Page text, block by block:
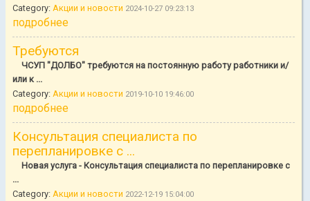
Category: Акции и новости 2024-10-27 09:23:13
подробнее
Требуются
ЧСУП "ДОЛБО" требуются на постоянную работу работники и/
или к ...
Category: Акции и новости 2019-10-10 19:46:00
подробнее
Консультация специалиста по
перепланировке с ...
Новая услуга - Консультация специалиста по перепланировке с
...
Category: Акции и новости 2022-12-19 15:04:00